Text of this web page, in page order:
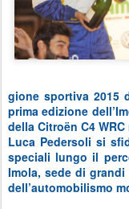
gione sportiva 2015
prima edizione
della Citroën C4
Luca Pedersoli si
speciali lungo il
Imola, sede di
dell’automobilismo